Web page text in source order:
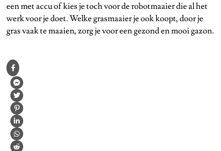
een met accu of kies je toch voor de robotmaaier die al het
werk voor je doet. Welke grasmaaier je ook koopt, door je
gras vaak te maaien, zorg je voor een gezond en mooi gazon.